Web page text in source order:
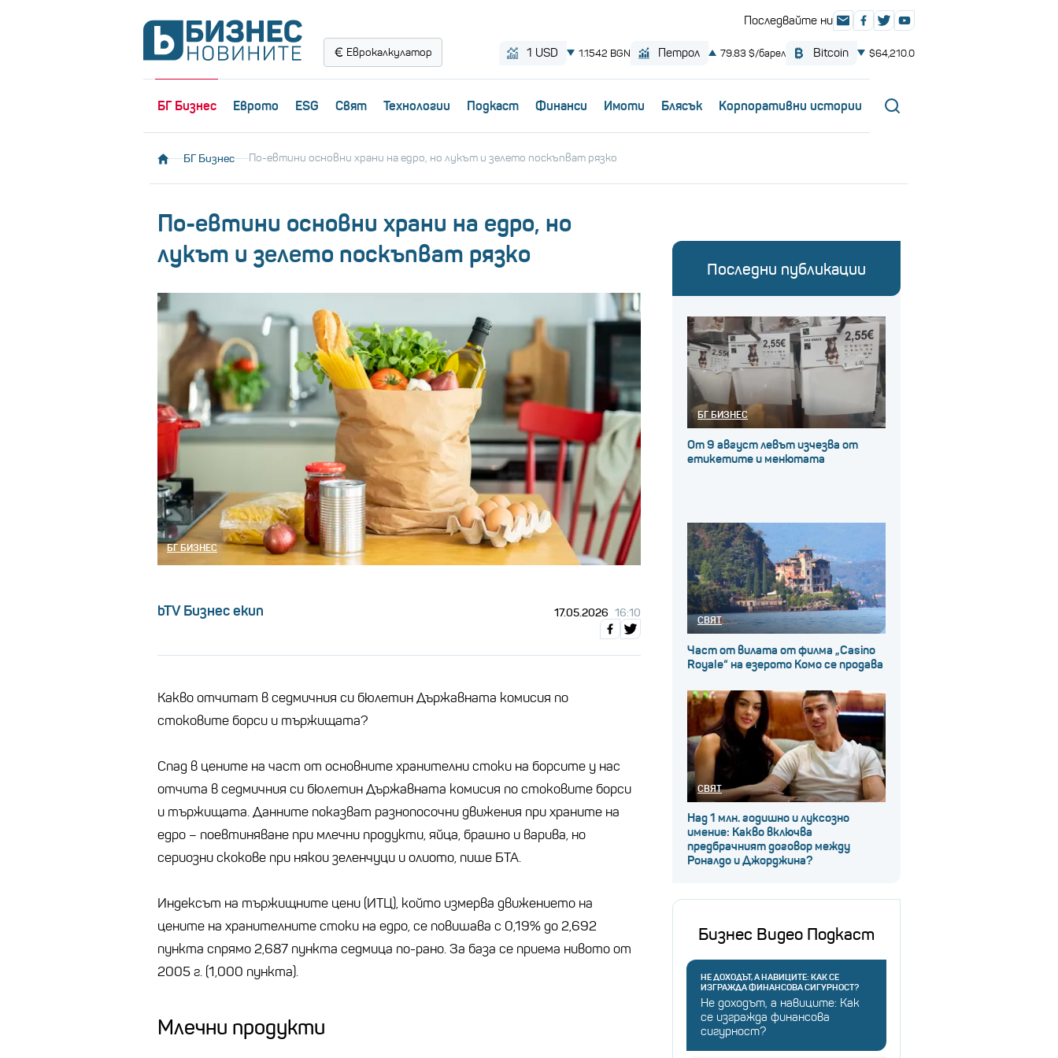
Еврокалкулатор
БГ Бизнес Еврото ESG Свят Технологии Пoдкаст Финанси Имоти Блясък Корпоративни истории
БГ Бизнес По-евтини основни храни на едро, но лукът и зелето поскъпват рязко
По-евтини основни храни на едро, но
лукът и зелето поскъпват рязко
БГ БИЗНЕС
bTV Бизнес екип 17.05.2026 16:10
Какво отчитат в седмичния си бюлетин Държавната комисия по
стоковите борси и тържищата?
Спад в цените на част от основните хранителни стоки на борсите у нас
отчита в седмичния си бюлетин Държавната комисия по стоковите борси
и тържищата. Данните показват разнопосочни движения при храните на
едро – поевтиняване при млечни продукти, яйца, брашно и варива, но
сериозни скокове при някои зеленчуци и олиото, пише БТА.
Индексът на тържищните цени (ИТЦ), който измерва движението на
цените на хранителните стоки на едро, се повишава с 0,19% до 2,692
пункта спрямо 2,687 пункта седмица по-рано. За база се приема нивото от
2005 г. (1,000 пункта).
Млечни продукти
Последни публикации
БГ БИЗНЕС
От 9 август левът изчезва от
етикетите и менютата
СВЯТ
Част от вилата от филма „Casino
Royale“ на езерото Комо се продава
СВЯТ
Над 1 млн. годишно и луксозно
имение: Какво включва
предбрачният договор между
Роналдо и Джорджина?
Бизнес Видео Подкаст
НЕ ДОХОДЪТ, А НАВИЦИТЕ: КАК СЕ
ИЗГРАЖДА ФИНАНСОВА СИГУРНОСТ?
Не доходът, а навиците: Как
се изгражда финансова
сигурност?